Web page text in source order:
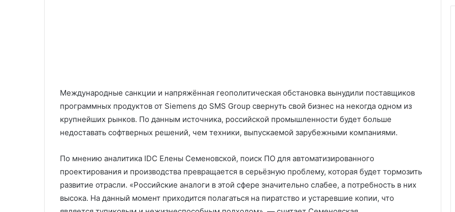
Международные санкции и напряжённая геополитическая обстановка вынудили поставщиков
программных продуктов от Siemens до SMS Group свернуть свой бизнес на некогда одном из
крупнейших рынков. По данным источника, российской промышленности будет больше
недоставать софтверных решений, чем техники, выпускаемой зарубежными компаниями.
По мнению аналитика IDC Елены Семеновской, поиск ПО для автоматизированного
проектирования и производства превращается в серьёзную проблему, которая будет тормозить
развитие отрасли. «Российские аналоги в этой сфере значительно слабее, а потребность в них
высока. На данный момент приходится полагаться на пиратство и устаревшие копии, что